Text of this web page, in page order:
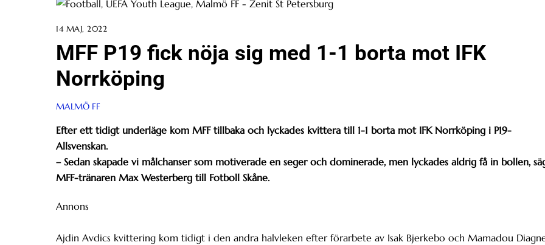
14 MAJ, 2022
MFF P19 fick nöja sig med 1-1 borta mot IFK
Norrköping
MALMÖ FF
Efter ett tidigt underläge kom MFF tillbaka och lyckades kvittera till 1-1 borta mot IFK Norrköping i P19-
Allsvenskan.
– Sedan skapade vi målchanser som motiverade en seger och dominerade, men lyckades aldrig få in bollen,
MFF-tränaren Max Westerberg till Fotboll Skåne.
Annons
Ajdin Avdics kvittering kom tidigt i den andra halvleken efter förarbete av Isak Bjerkebo och Mamadou